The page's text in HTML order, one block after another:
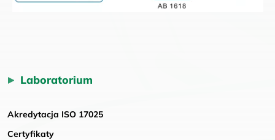
Laboratorium
Akredytacja ISO 17025
Certyfikaty